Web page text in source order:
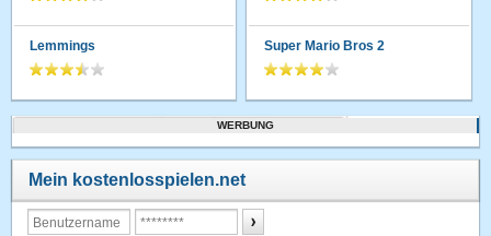
Lemmings Super Mario Bros 2
WERBUNG
Mein kostenlosspielen.net